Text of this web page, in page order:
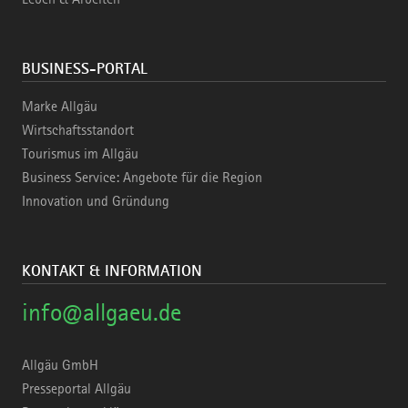
BUSINESS-PORTAL
Marke Allgäu
Wirtschaftsstandort
Tourismus im Allgäu
Business Service: Angebote für die Region
Innovation und Gründung
KONTAKT & INFORMATION
info@allgaeu.de
Allgäu GmbH
Presseportal Allgäu